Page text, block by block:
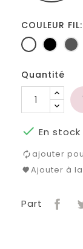
COULEUR
BlancNoir
Quantité
 En stock
ajouter
Ajouter à
Part